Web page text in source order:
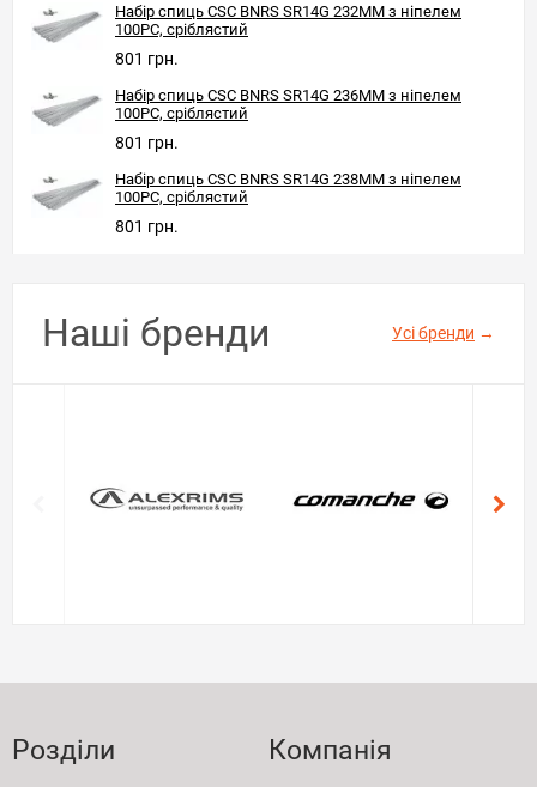
Набір спиць CSC BNRS SR14G 232MM з ніпелем
100PC, сріблястий
801 грн.
Набір спиць CSC BNRS SR14G 236MM з ніпелем
100PC, сріблястий
801 грн.
Набір спиць CSC BNRS SR14G 238MM з ніпелем
100PC, сріблястий
801 грн.
Наші бренди Усі бренди →
Розділи Компанія